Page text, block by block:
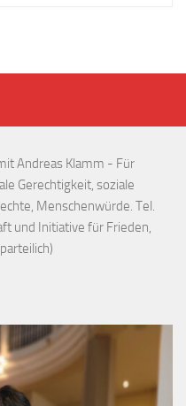
Andreas Klamm - Für
Gerechtigkeit, soziale
Menschenwürde. Tel.
und Initiative für Frieden,